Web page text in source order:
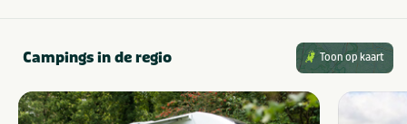
Gezelschap
Bedrijfsfeest
Vrijgezellenfeest
Campings in de regio Toon op kaart